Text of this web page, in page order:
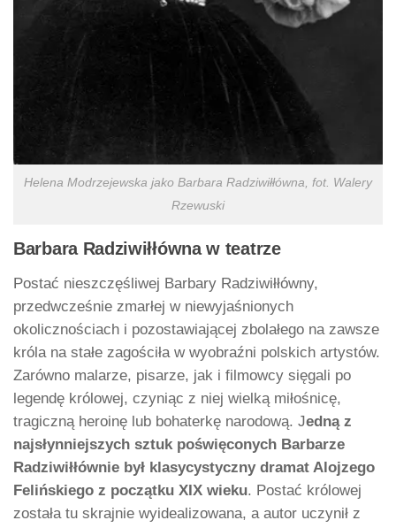
Helena Modrzejewska jako Barbara Radziwiłłówna, fot. Walery
Rzewuski
Barbara Radziwiłłówna w teatrze
Postać nieszczęśliwej Barbary Radziwiłłówny,
przedwcześnie zmarłej w niewyjaśnionych
okolicznościach i pozostawiającej zbolałego na zawsze
króla na stałe zagościła w wyobraźni polskich artystów.
Zarówno malarze, pisarze, jak i filmowcy sięgali po
legendę królowej, czyniąc z niej wielką miłośnicę,
tragiczną heroinę lub bohaterkę narodową. Jedną z
najsłynniejszych sztuk poświęconych Barbarze
Radziwiłłównie był klasycystyczny dramat Alojzego
Felińskiego z początku XIX wieku. Postać królowej
została tu skrajnie wyidealizowana, a autor uczynił z